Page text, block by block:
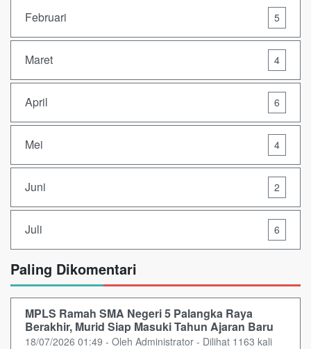
Februari 5
Maret 4
April 6
Mei 4
Juni 2
Juli 6
Paling Dikomentari
MPLS Ramah SMA Negeri 5 Palangka Raya
Berakhir, Murid Siap Masuki Tahun Ajaran Baru
18/07/2026 01:49 - Oleh Administrator - Dilihat 1163 kali